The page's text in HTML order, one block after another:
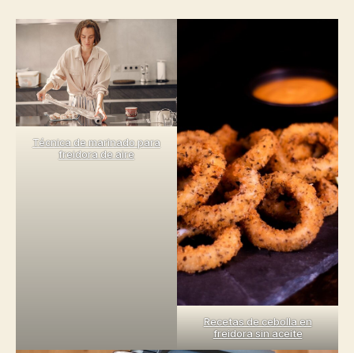
Técnica de marinado para
freidora de aire
Recetas de cebolla en
freidora sin aceite